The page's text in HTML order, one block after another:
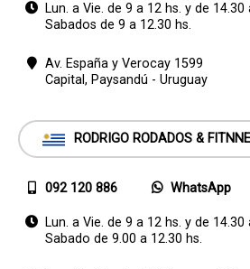
Lun. a Vie. de 9 a 12 hs. y de 14.30
Sabados de 9 a 12.30 hs.
Av. España y Verocay 1599
Capital, Paysandú - Uruguay
RODRIGO RODADOS &
092 120 886 WhatsApp
Lun. a Vie. de 9 a 12 hs. y de 14.30
Sabado de 9.00 a 12.30 hs.